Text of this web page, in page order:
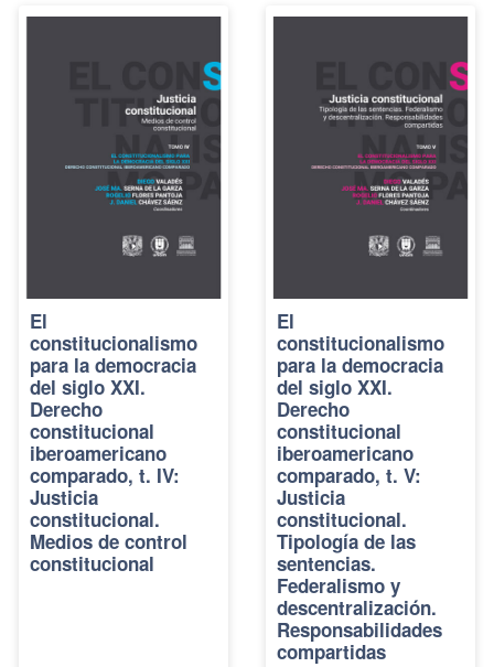
El
constitucionalismo
para la democracia
del siglo XXI.
Derecho
constitucional
iberoamericano
comparado, t. IV:
Justicia
constitucional.
Medios de control
constitucional
El
constitucionalismo
para la democracia
del siglo XXI.
Derecho
constitucional
iberoamericano
comparado, t. V:
Justicia
constitucional.
Tipología de las
sentencias.
Federalismo y
descentralización.
Responsabilidades
compartidas